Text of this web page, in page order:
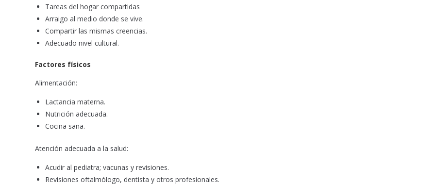
Tareas del hogar compartidas
Arraigo al medio donde se vive.
Compartir las mismas creencias.
Adecuado nivel cultural.
Factores físicos
Alimentación:
Lactancia materna.
Nutrición adecuada.
Cocina sana.
Atención adecuada a la salud:
Acudir al pediatra; vacunas y revisiones.
Revisiones oftalmólogo, dentista y otros profesionales.